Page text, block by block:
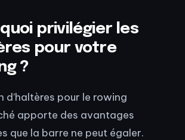
privilégier les
pour votre
?
d’haltères pour le rowing
apporte des avantages
que la barre ne peut égaler.